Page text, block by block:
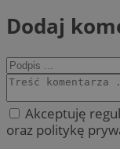
Dodaj
Akceptuję
oraz politykę